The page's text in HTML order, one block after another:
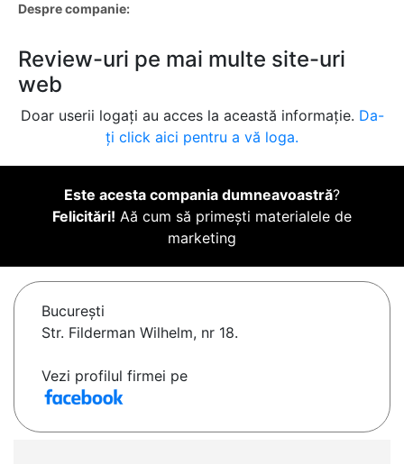
Despre companie:
Review-uri pe mai multe site-uri
web
Doar userii logați au acces la această informație. Da-
ți click aici pentru a vă loga.
Este acesta compania dumneavoastră?
Felicitări! Aă cum să primești materialele de
marketing
Bucureşti
Str. Filderman Wilhelm, nr 18.
Vezi profilul firmei pe